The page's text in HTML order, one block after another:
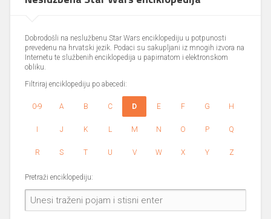
Dobrodošli na neslužbenu Star Wars enciklopediju u potpunosti
prevedenu na hrvatski jezik. Podaci su sakupljani iz mnogih izvora na
Internetu te službenih enciklopedija u papirnatom i elektronskom
obliku.
Filtriraj enciklopediju po abecedi:
0-9 A B C D E F G H
I J K L M N O P Q
R S T U V W X Y Z
Pretraži enciklopediju: